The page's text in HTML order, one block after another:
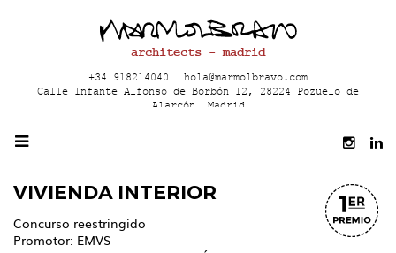
architects - madrid
+34 918214040
hola@marmolbravo.com
Calle Infante Alfonso de Borbón 12, 28224 Pozuelo de
Alarcón, Madrid
VIVIENDA INTERIOR
Concurso reestringido
Promotor: EMVS